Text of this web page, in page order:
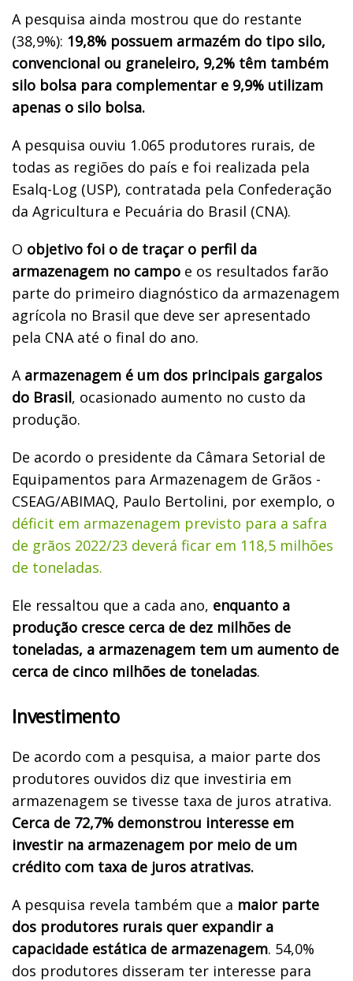
A pesquisa ainda mostrou que do restante
(38,9%): 19,8% possuem armazém do tipo silo,
convencional ou graneleiro, 9,2% têm também
silo bolsa para complementar e 9,9% utilizam
apenas o silo bolsa.
A pesquisa ouviu 1.065 produtores rurais, de
todas as regiões do país e foi realizada pela
Esalq-Log (USP), contratada pela Confederação
da Agricultura e Pecuária do Brasil (CNA).
O objetivo foi o de traçar o perfil da
armazenagem no campo e os resultados farão
parte do primeiro diagnóstico da armazenagem
agrícola no Brasil que deve ser apresentado
pela CNA até o final do ano.
A armazenagem é um dos principais gargalos
do Brasil, ocasionado aumento no custo da
produção.
De acordo o presidente da Câmara Setorial de
Equipamentos para Armazenagem de Grãos -
CSEAG/ABIMAQ, Paulo Bertolini, por exemplo, o
déficit em armazenagem previsto para a safra
de grãos 2022/23 deverá ficar em 118,5 milhões
de toneladas.
Ele ressaltou que a cada ano, enquanto a
produção cresce cerca de dez milhões de
toneladas, a armazenagem tem um aumento de
cerca de cinco milhões de toneladas.
Investimento
De acordo com a pesquisa, a maior parte dos
produtores ouvidos diz que investiria em
armazenagem se tivesse taxa de juros atrativa.
Cerca de 72,7% demonstrou interesse em
investir na armazenagem por meio de um
crédito com taxa de juros atrativas.
A pesquisa revela também que a maior parte
dos produtores rurais quer expandir a
capacidade estática de armazenagem. 54,0%
dos produtores disseram ter interesse para